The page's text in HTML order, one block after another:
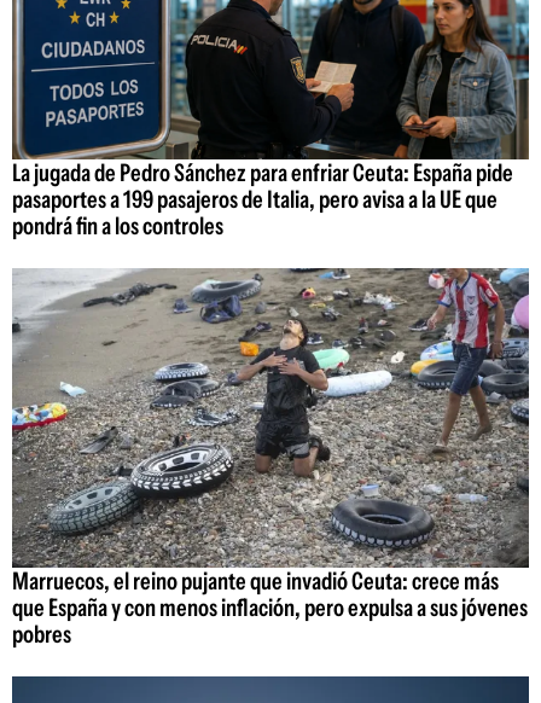
La jugada de Pedro Sánchez para enfriar Ceuta: España pide
pasaportes a 199 pasajeros de Italia, pero avisa a la UE que
pondrá fin a los controles
Marruecos, el reino pujante que invadió Ceuta: crece más
que España y con menos inflación, pero expulsa a sus jóvenes
pobres